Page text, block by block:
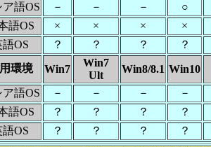
ア語OS
－ － －
○
語OS
× × ×
×
語OS
？ ？ ？
？
環境
Win7
Win7
Ult
Win8/8.1 Win10
ア語OS
－ － －
－
語OS
？ ？ ？
？
語OS
？ ？ ？
？